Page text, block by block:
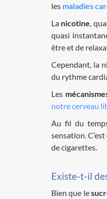
les maladies
La nicotine ,
quasi
être et de
Cependant, la
du rythme
Les
notre cerveau
Au fil du
sensation.
de cigarettes.
Existe-t-il
Bien que le